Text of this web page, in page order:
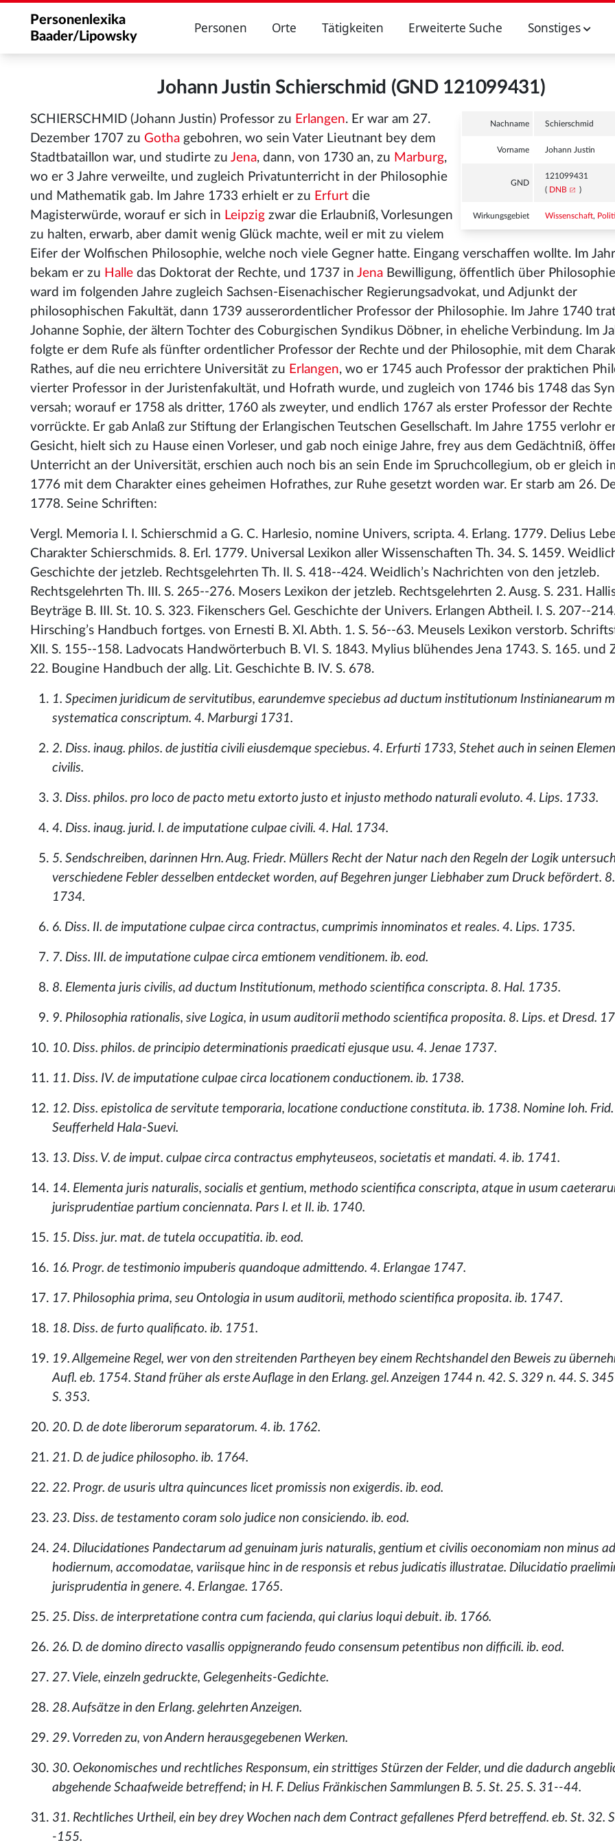
Personenlexika
Baader/Lipowsky
Personen Orte Tätigkeiten Erweiterte Suche Sonstiges
Johann Justin Schierschmid (GND 121099431)
Nachname Schierschmid
Vorname Johann Justin
GND
121099431
( DNB )
Wirkungsgebiet Wissenschaft,
SCHIERSCHMID (Johann Justin) Professor zu Erlangen. Er war am 27.
Dezember 1707 zu Gotha gebohren, wo sein Vater Lieutnant bey dem
Stadtbataillon war, und studirte zu Jena, dann, von 1730 an, zu Marburg,
wo er 3 Jahre verweilte, und zugleich Privatunterricht in der Philosophie
und Mathematik gab. Im Jahre 1733 erhielt er zu Erfurt die
Magisterwürde, worauf er sich in Leipzig zwar die Erlaubniß, Vorlesungen
zu halten, erwarb, aber damit wenig Glück machte, weil er mit zu vielem
Eifer der Wolfischen Philosophie, welche noch viele Gegner hatte. Eingang verschaffen wollte. Im
bekam er zu Halle das Doktorat der Rechte, und 1737 in Jena Bewilligung, öffentlich über
ward im folgenden Jahre zugleich Sachsen-Eisenachischer Regierungsadvokat, und Adjunkt der
philosophischen Fakultät, dann 1739 ausserordentlicher Professor der Philosophie. Im Jahre 1740
Johanne Sophie, der ältern Tochter des Coburgischen Syndikus Döbner, in eheliche Verbindung. Im
folgte er dem Rufe als fünfter ordentlicher Professor der Rechte und der Philosophie, mit dem
Rathes, auf die neu errichtere Universität zu Erlangen, wo er 1745 auch Professor der praktichen
vierter Professor in der Juristenfakultät, und Hofrath wurde, und zugleich von 1746 bis 1748 das
versah; worauf er 1758 als dritter, 1760 als zweyter, und endlich 1767 als erster Professor der Rechte
vorrückte. Er gab Anlaß zur Stiftung der Erlangischen Teutschen Gesellschaft. Im Jahre 1755 verlohr
Gesicht, hielt sich zu Hause einen Vorleser, und gab noch einige Jahre, frey aus dem Gedächtniß,
Unterricht an der Universität, erschien auch noch bis an sein Ende im Spruchcollegium, ob er gleich
1776 mit dem Charakter eines geheimen Hofrathes, zur Ruhe gesetzt worden war. Er starb am 26.
1778. Seine Schriften:
Vergl. Memoria I. I. Schierschmid a G. C. Harlesio, nomine Univers, scripta. 4. Erlang. 1779. Delius
Charakter Schierschmids. 8. Erl. 1779. Universal Lexikon aller Wissenschaften Th. 34. S. 1459.
Geschichte der jetzleb. Rechtsgelehrten Th. II. S. 418--424. Weidlich’s Nachrichten von den jetzleb.
Rechtsgelehrten Th. III. S. 265--276. Mosers Lexikon der jetzleb. Rechtsgelehrten 2. Ausg. S. 231.
Beyträge B. III. St. 10. S. 323. Fikenschers Gel. Geschichte der Univers. Erlangen Abtheil. I. S. 207--
Hirsching’s Handbuch fortges. von Ernesti B. XI. Abth. 1. S. 56--63. Meusels Lexikon verstorb.
XII. S. 155--158. Ladvocats Handwörterbuch B. VI. S. 1843. Mylius blühendes Jena 1743. S. 165. und
22. Bougine Handbuch der allg. Lit. Geschichte B. IV. S. 678.
1. Specimen juridicum de servitutibus, earundemve speciebus ad ductum institutionum Instinianearum
systematica conscriptum. 4. Marburgi 1731.
2. Diss. inaug. philos. de justitia civili eiusdemque speciebus. 4. Erfurti 1733, Stehet auch in seinen
civilis.
3. Diss. philos. pro loco de pacto metu extorto justo et injusto methodo naturali evoluto. 4. Lips. 1733.
4. Diss. inaug. jurid. I. de imputatione culpae civili. 4. Hal. 1734.
5. Sendschreiben, darinnen Hrn. Aug. Friedr. Müllers Recht der Natur nach den Regeln der Logik
verschiedene Febler desselben entdecket worden, auf Begehren junger Liebhaber zum Druck befördert.
1734.
6. Diss. II. de imputatione culpae circa contractus, cumprimis innominatos et reales. 4. Lips. 1735.
7. Diss. III. de imputatione culpae circa emtionem venditionem. ib. eod.
8. Elementa juris civilis, ad ductum Institutionum, methodo scientifica conscripta. 8. Hal. 1735.
9. Philosophia rationalis, sive Logica, in usum auditorii methodo scientifica proposita. 8. Lips. et Dresd.
10. Diss. philos. de principio determinationis praedicati ejusque usu. 4. Jenae 1737.
11. Diss. IV. de imputatione culpae circa locationem conductionem. ib. 1738.
12. Diss. epistolica de servitute temporaria, locatione conductione constituta. ib. 1738. Nomine Ioh. Frid.
Seufferheld Hala-Suevi.
13. Diss. V. de imput. culpae circa contractus emphyteuseos, societatis et mandati. 4. ib. 1741.
14. Elementa juris naturalis, socialis et gentium, methodo scientifica conscripta, atque in usum
jurisprudentiae partium conciennata. Pars I. et II. ib. 1740.
15. Diss. jur. mat. de tutela occupatitia. ib. eod.
16. Progr. de testimonio impuberis quandoque admittendo. 4. Erlangae 1747.
17. Philosophia prima, seu Ontologia in usum auditorii, methodo scientifica proposita. ib. 1747.
18. Diss. de furto qualificato. ib. 1751.
19. Allgemeine Regel, wer von den streitenden Partheyen bey einem Rechtshandel den Beweis zu
Aufl. eb. 1754. Stand früher als erste Auflage in den Erlang. gel. Anzeigen 1744 n. 42. S. 329 n. 44. S.
S. 353.
20. D. de dote liberorum separatorum. 4. ib. 1762.
21. D. de judice philosopho. ib. 1764.
22. Progr. de usuris ultra quincunces licet promissis non exigerdis. ib. eod.
23. Diss. de testamento coram solo judice non consiciendo. ib. eod.
24. Dilucidationes Pandectarum ad genuinam juris naturalis, gentium et civilis oeconomiam non minus
hodiernum, accomodatae, variisque hinc in de responsis et rebus judicatis illustratae. Dilucidatio
jurisprudentia in genere. 4. Erlangae. 1765.
25. Diss. de interpretatione contra cum facienda, qui clarius loqui debuit. ib. 1766.
26. D. de domino directo vasallis oppignerando feudo consensum petentibus non difficili. ib. eod.
27. Viele, einzeln gedruckte, Gelegenheits-Gedichte.
28. Aufsätze in den Erlang. gelehrten Anzeigen.
29. Vorreden zu, von Andern herausgegebenen Werken.
30. Oekonomisches und rechtliches Responsum, ein strittiges Stürzen der Felder, und die dadurch
abgehende Schaafweide betreffend; in H. F. Delius Fränkischen Sammlungen B. 5. St. 25. S. 31--44.
31. Rechtliches Urtheil, ein bey drey Wochen nach dem Contract gefallenes Pferd betreffend. eb. St. 32.
-155.